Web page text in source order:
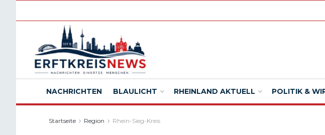
NACHRICHTEN BLAULICHT RHEINLAND AKTUELL POLITIK &
Startseite Region Rhein-Sieg-Kreis